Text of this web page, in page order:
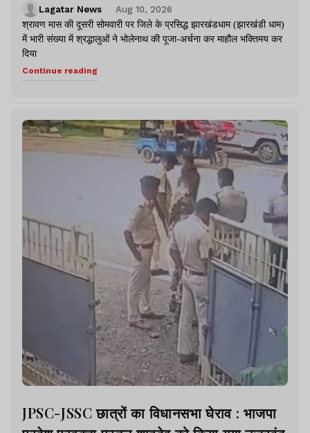
Lagatar News
Aug 10, 2026
श्रावण मास की दूसरी सोमवारी पर जिले के प्रसिद्ध झारखंडधाम (झारखंडी धाम)
में भारी संख्या में श्रद्धालुओं ने भोलेनाथ की पूजा-अर्चना कर माहौल भक्तिमय कर
दिया
Continue reading
JPSC-JSSC छात्रों का विधानसभा घेराव : भाजपा